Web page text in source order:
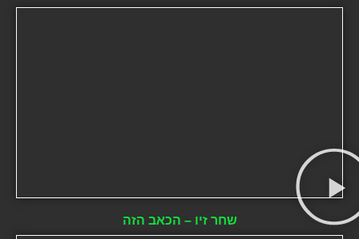
שחר זיו – הכאב הזה